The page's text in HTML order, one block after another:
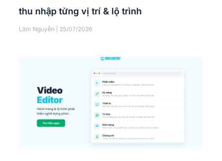
thu nhập từng vị trí & lộ trình
Lâm Nguyễn 25/07/2026